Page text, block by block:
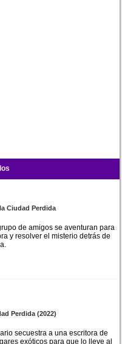
Ciudad Perdida
de amigos se aventuran para
y resolver el misterio detrás de
Perdida (2022)
secuestra a una escritora de
exóticos para que lo lleve al